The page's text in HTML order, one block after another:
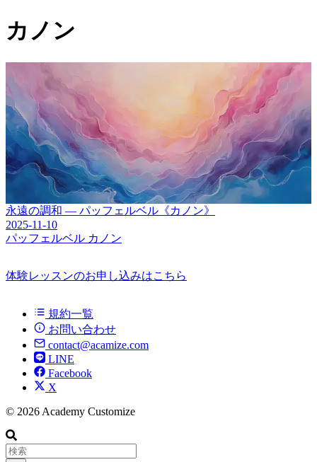
カノン
永遠の調和 ― パッフェルベル《カノン》
2025-11-10
パッフェルベル カノン
体験レッスンのお申し込みはこちら
規約一覧
お問い合わせ
contact@acamize.com
LINE
Facebook
X
© 2026 Academy Customize